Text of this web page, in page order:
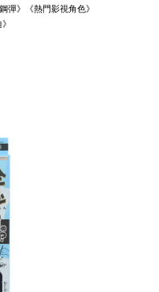
彈》《熱門影視角色》